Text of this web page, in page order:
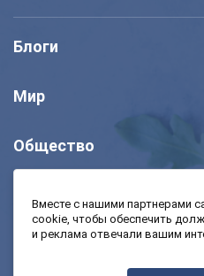
Блоги
Мир
Общество
Моя школа
Вместе с нашими партнерами
cookie, чтобы обеспечить
и реклама отвечали вашим